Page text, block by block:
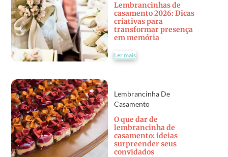
Lembrancinhas de
casamento 2026: Dicas
criativas para
transformar presença
em memória
Ler mais
Lembrancinha De
Casamento
O que dar de
lembrancinha de
casamento: ideias
surpreender seus
convidados